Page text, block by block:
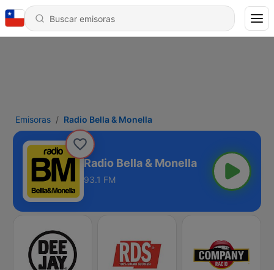
Emisoras Radio Bella & Monella
Radio Bella & Monella
93.1 FM